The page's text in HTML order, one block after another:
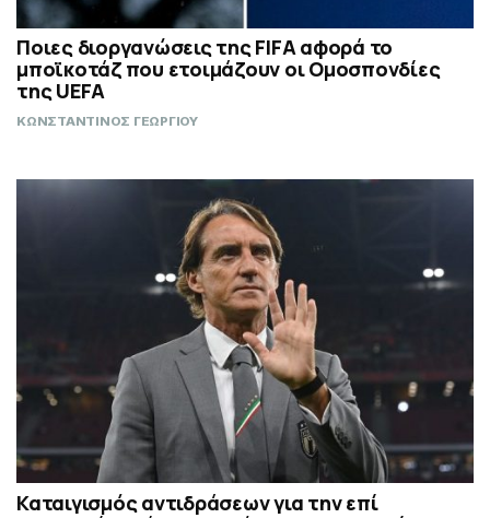
Ποιες διοργανώσεις της FIFA αφορά το
μποϊκοτάζ που ετοιμάζουν οι Ομοσπονδίες
της UEFA
ΚΩΝΣΤΑΝΤΙΝΟΣ ΓΕΩΡΓΙΟΥ
Καταιγισμός αντιδράσεων για την επί